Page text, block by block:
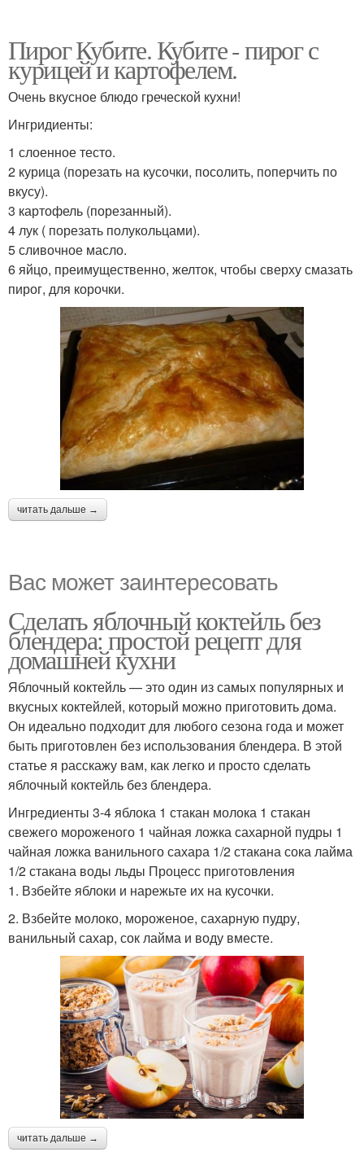
Пирог Кубите. Кубите - пирог с
курицей и картофелем.
Очень вкусное блюдо греческой кухни!
Ингридиенты:
1 слоенное тесто.
2 курица (порезать на кусочки, посолить, поперчить по
вкусу).
3 картофель (порезанный).
4 лук ( порезать полукольцами).
5 сливочное масло.
6 яйцо, преимущественно, желток, чтобы сверху смазать
пирог, для корочки.
читать дальше →
Вас может заинтересовать
Сделать яблочный коктейль без
блендера: простой рецепт для
домашней кухни
Яблочный коктейль — это один из самых популярных и
вкусных коктейлей, который можно приготовить дома.
Он идеально подходит для любого сезона года и может
быть приготовлен без использования блендера. В этой
статье я расскажу вам, как легко и просто сделать
яблочный коктейль без блендера.
Ингредиенты 3-4 яблока 1 стакан молока 1 стакан
свежего мороженого 1 чайная ложка сахарной пудры 1
чайная ложка ванильного сахара 1/2 стакана сока лайма
1/2 стакана воды льды Процесс приготовления
1. Взбейте яблоки и нарежьте их на кусочки.
2. Взбейте молоко, мороженое, сахарную пудру,
ванильный сахар, сок лайма и воду вместе.
читать дальше →